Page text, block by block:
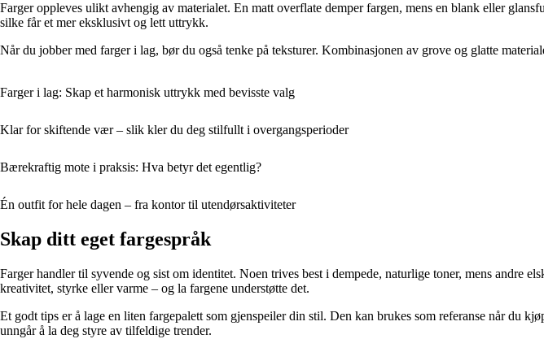
Farger oppleves ulikt avhengig av materialet. En matt overflate demper fargen, mens en blank eller
silke får et mer eksklusivt og lett uttrykk.
Når du jobber med farger i lag, bør du også tenke på teksturer. Kombinasjonen av grove og glatte
Farger i lag: Skap et harmonisk uttrykk med bevisste valg
Klar for skiftende vær – slik kler du deg stilfullt i overgangsperioder
Bærekraftig mote i praksis: Hva betyr det egentlig?
Én outfit for hele dagen – fra kontor til utendørsaktiviteter
Skap ditt eget fargespråk
Farger handler til syvende og sist om identitet. Noen trives best i dempede, naturlige toner, mens andre
kreativitet, styrke eller varme – og la fargene understøtte det.
Et godt tips er å lage en liten fargepalett som gjenspeiler din stil. Den kan brukes som referanse når du
unngår å la deg styre av tilfeldige trender.